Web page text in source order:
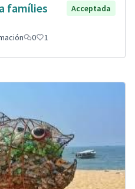
famílies
Acceptada
0 1